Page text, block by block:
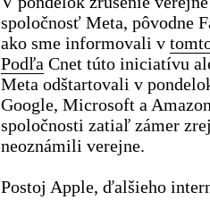
spoločnosť Meta, pôvodne
ako sme informovali v
Podľa Cnet túto iniciatívu
Meta odštartovali v
Google, Microsoft a
spoločnosti zatiaľ zámer
neoznámili verejne.
Postoj Apple, ďalšieho